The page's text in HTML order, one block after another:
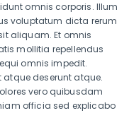
omnis corporis. Illum
voluptatum dicta rerum
aliquam. Et omnis
mollitia repellendus
omnis impedit.
deserunt atque.
vero quibusdam
officia sed explicabo